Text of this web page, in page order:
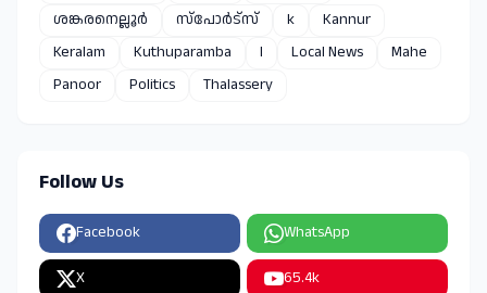
ശങ്കരനെല്ലൂർ
സ്പോർട്സ് k
Kannur
Keralam
Kuthuparamba l Local News
Mahe
Panoor
Politics Thalassery
Follow Us
Facebook WhatsApp
X 65.4k